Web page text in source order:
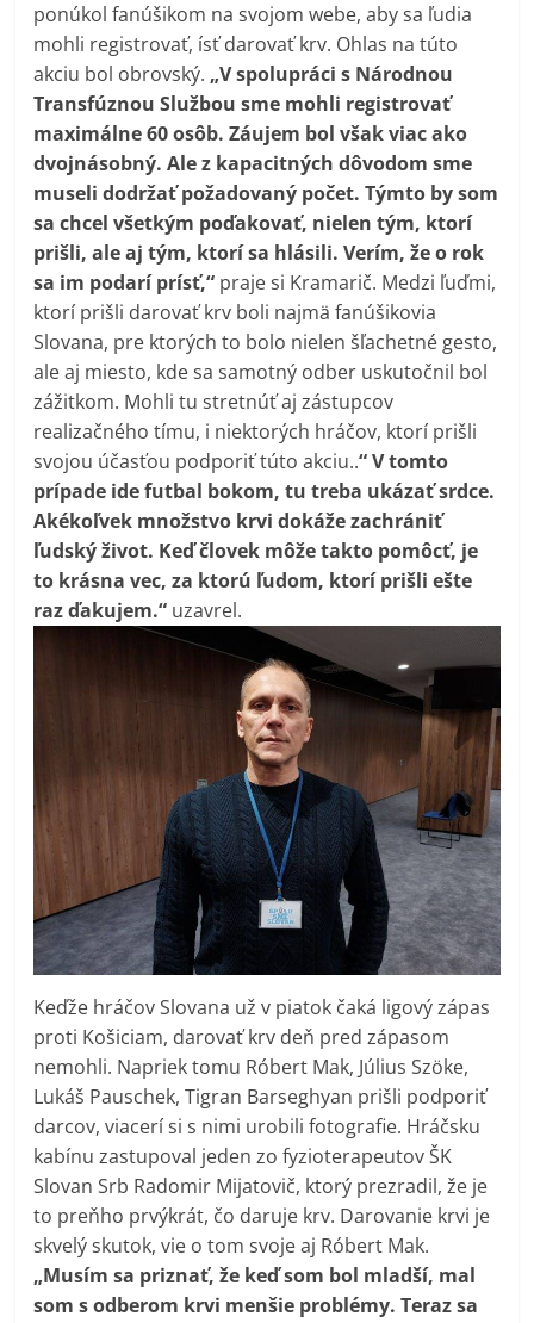
ponúkol fanúšikom na svojom webe, aby sa ľudia
mohli registrovať, ísť darovať krv. Ohlas na túto
akciu bol obrovský. „V spolupráci s Národnou
Transfúznou Službou sme mohli registrovať
maximálne 60 osôb. Záujem bol však viac ako
dvojnásobný. Ale z kapacitných dôvodom sme
museli dodržať požadovaný počet. Týmto by som
sa chcel všetkým poďakovať, nielen tým, ktorí
prišli, ale aj tým, ktorí sa hlásili. Verím, že o rok
sa im podarí prísť,“ praje si Kramarič. Medzi ľuďmi,
ktorí prišli darovať krv boli najmä fanúšikovia
Slovana, pre ktorých to bolo nielen šľachetné gesto,
ale aj miesto, kde sa samotný odber uskutočnil bol
zážitkom. Mohli tu stretnúť aj zástupcov
realizačného tímu, i niektorých hráčov, ktorí prišli
svojou účasťou podporiť túto akciu..“ V tomto
prípade ide futbal bokom, tu treba ukázať srdce.
Akékoľvek množstvo krvi dokáže zachrániť
ľudský život. Keď človek môže takto pomôcť, je
to krásna vec, za ktorú ľudom, ktorí prišli ešte
raz ďakujem.“ uzavrel.
Keďže hráčov Slovana už v piatok čaká ligový zápas
proti Košiciam, darovať krv deň pred zápasom
nemohli. Napriek tomu Róbert Mak, Július Szöke,
Lukáš Pauschek, Tigran Barseghyan prišli podporiť
darcov, viacerí si s nimi urobili fotografie. Hráčsku
kabínu zastupoval jeden zo fyzioterapeutov ŠK
Slovan Srb Radomir Mijatovič, ktorý prezradil, že je
to preňho prvýkrát, čo daruje krv. Darovanie krvi je
skvelý skutok, vie o tom svoje aj Róbert Mak.
„Musím sa priznať, že keď som bol mladší, mal
som s odberom krvi menšie problémy. Teraz sa